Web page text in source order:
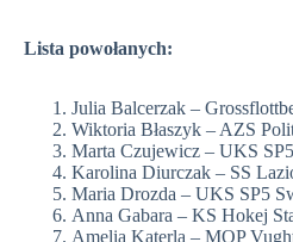
Lista powołanych:
Julia Balcerzak –
Wiktoria Błaszyk – AZS
Marta Czujewicz – UKS
Karolina Diurczak – SS
Maria Drozda – UKS SP5
Anna Gabara – KS Hokej
Amelia Katerla – MOP